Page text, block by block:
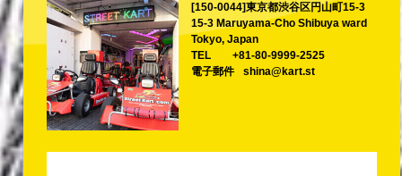
[150-0044]東京都渋谷区円山町15-3
15-3 Maruyama-Cho Shibuya ward
Tokyo, Japan
TEL
+81-80-9999-2525
電子郵件
shina@kart.st